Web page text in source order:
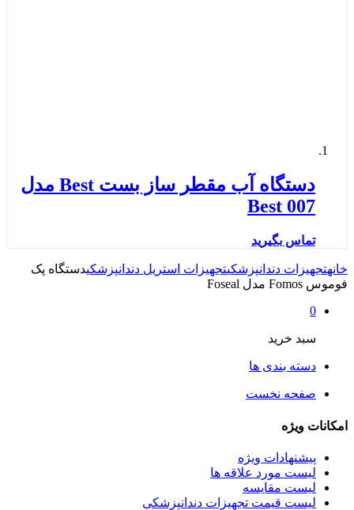
دستگاه آب مقطر ساز بست Best مدل
Best 007
تماس بگیرید
خانهتجهیزات دندانپزشکیتجهیزات استریل دندانپزشکیدستگاه پک
فوموس Fomos مدل Foseal
0
سبد خرید
دسته بندی ها
صفحه نخست
امکانات ویژه
پیشنهادات ویژه
لیست مورد علاقه ها
لیست مقایسه
لیست قیمت تجهیزات دندانپزشکی